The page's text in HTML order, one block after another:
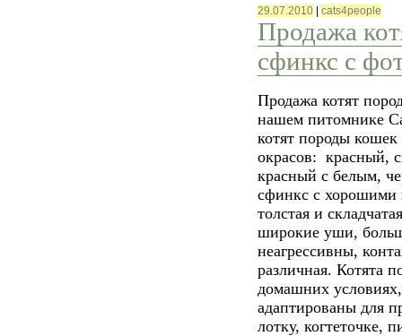
29.07.2010 |cats4people
Продажа
сфинкс с
Продажа котят
нашем питомнике
котят породы
окрасов: красный,
красный с белым,
сфинкс с
толстая и
широкие уши,
неагрессивны,
различная. Котята
домашних
адаптированы для
лотку, когтеточке,